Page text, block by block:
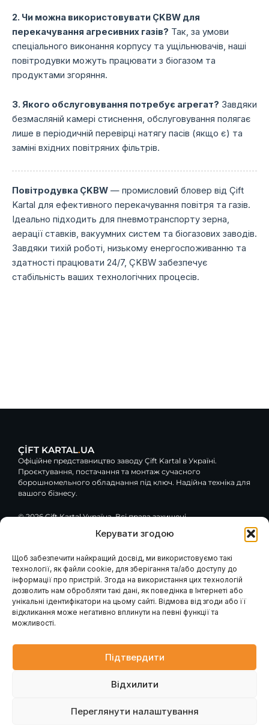
Керувати згодою
Щоб забезпечити найкращий досвід, ми використовуємо такі
технології, як файли cookie, для зберігання та/або доступу до
інформації про пристрій. Згода на використання цих технологій
дозволить нам обробляти такі дані, як поведінка в Інтернеті або
унікальні ідентифікатори на цьому сайті. Відмова від згоди або її
відкликання може негативно вплинути на певні функції та
можливості.
Підтвердити
Відхилити
Переглянути налаштування
2. Чи можна використовувати ÇKBW для
перекачування агресивних газів? Так, за умови
спеціального виконання корпусу та ущільнювачів, наші
повітродувки можуть працювати з біогазом та
продуктами згоряння.
3. Якого обслуговування потребує агрегат? Завдяки
безмасляній камері стиснення, обслуговування полягає
лише в періодичній перевірці натягу пасів (якщо є) та
заміні вхідних повітряних фільтрів.
Повітродувка ÇKBW — промисловий бловер від Çift
Kartal для ефективного перекачування повітря та газів.
Ідеально підходить для пневмотранспорту зерна,
аерації ставків, вакуумних систем та біогазових заводів.
Завдяки тихій роботі, низькому енергоспоживанню та
здатності працювати 24/7, ÇKBW забезпечує
стабільність ваших технологічних процесів.
ÇİFT KARTAL.UA
Офіційне представництво заводу Çift Kartal в Україні.
Проєктування, постачання та монтаж сучасного
борошномельного обладнання під ключ. Надійна техніка для
вашого бізнесу.
© 2026 Çift Kartal Україна. Всі права захищені.
c
e
b
o
o
k
-
f
u
t
u
b
e
o
g
l
e
Навігація
Каталог обладнання
Про компанію
Наші проєкти
Контакти
Головна
Клієнтам / Послуги
Гарантія та сервіс
Модернізація вашого
млина
Консультація інженера
Проєктування млинів
Контакти
вул. Петра Лубенського, 47, м. Лубни, Полтавська обл.,